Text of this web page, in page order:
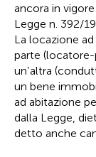
ancora in
Legge n. 392/
La locazione
parte
un’altra
un bene
ad abitazione
dalla Legge,
detto anche